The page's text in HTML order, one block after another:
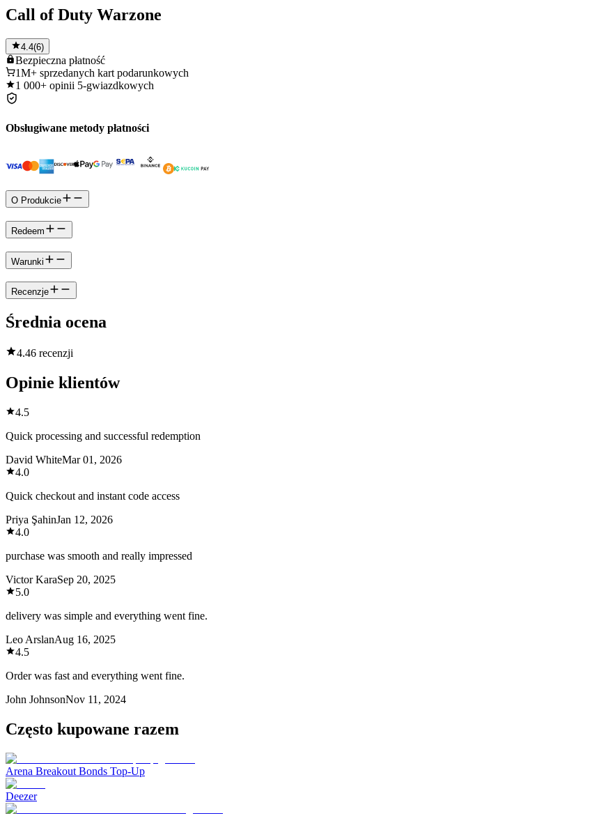
Call of Duty Warzone
4.4(6)
Bezpieczna płatność
1M+ sprzedanych kart podarunkowych
1 000+ opinii 5-gwiazdkowych
Obsługiwane metody płatności
O Produkcie
Redeem
Warunki
Recenzje
Średnia ocena
4.46 recenzji
Opinie klientów
4.5
Quick processing and successful redemption
David WhiteMar 01, 2026
4.0
Quick checkout and instant code access
Priya ŞahinJan 12, 2026
4.0
purchase was smooth and really impressed
Victor KaraSep 20, 2025
5.0
delivery was simple and everything went fine.
Leo ArslanAug 16, 2025
4.5
Order was fast and everything went fine.
John JohnsonNov 11, 2024
Często kupowane razem
Arena Breakout Bonds Top-Up
Deezer